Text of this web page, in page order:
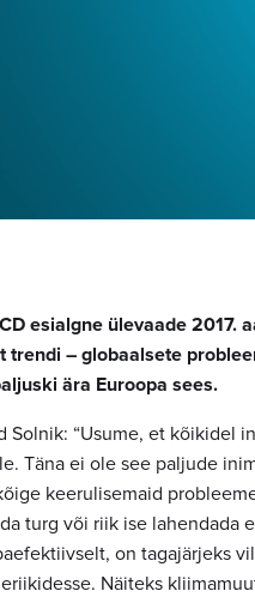
esialgne ülevaade 2017.
trendi – globaalsete
ära Euroopa sees.
Solnik: “Usume, et kõikidel
Täna ei ole see paljude
keerulisemaid
turg või riik ise lahendada
on tagajärjeks
Näiteks